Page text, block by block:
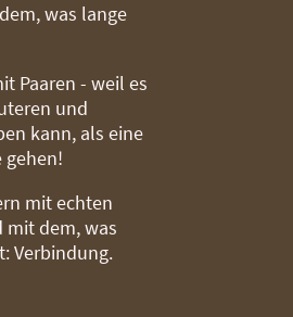
was lange
Paaren - weil es
und
kann, als eine
gehen!
mit echten
mit dem, was
Verbindung.